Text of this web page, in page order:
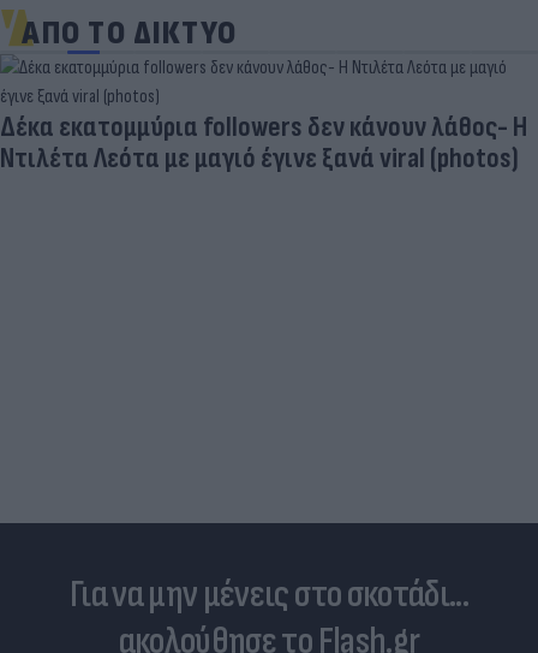
ΑΠΟ ΤΟ ΔΙΚΤΥΟ
Δέκα εκατομμύρια followers δεν κάνουν λάθος- Η
Ντιλέτα Λεότα με μαγιό έγινε ξανά viral (photos)
Για να μην μένεις στο σκοτάδι...
ακολούθησε το Flash.gr